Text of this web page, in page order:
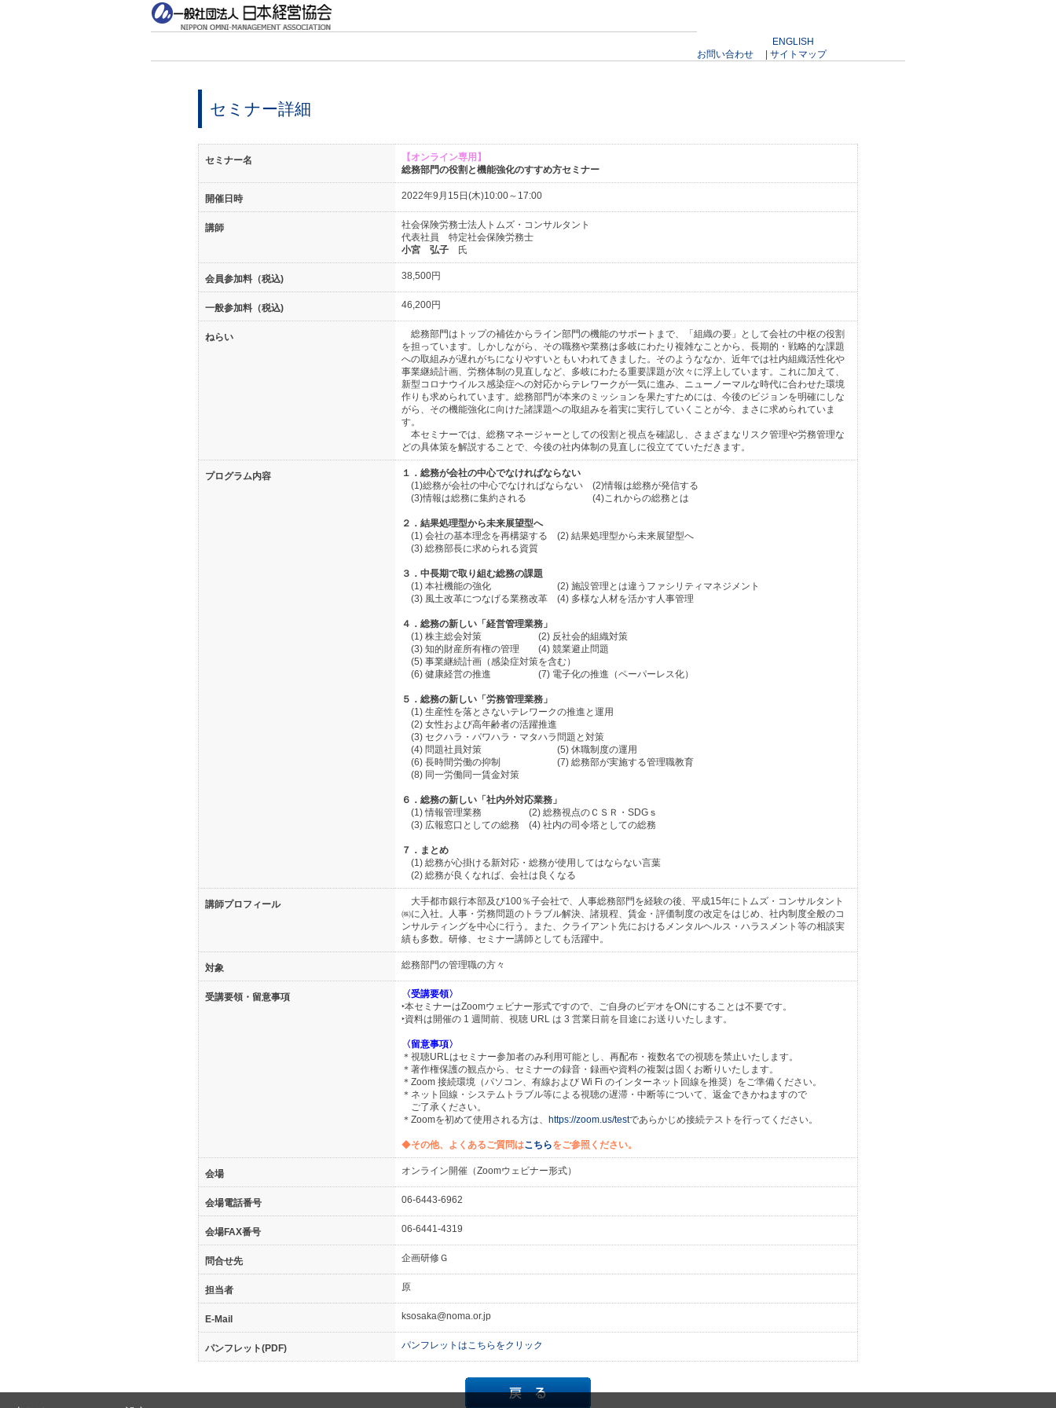
ENGLISH
お問い合わせ
サイトマップ
セミナー詳細
セミナー名
【オンライン専用】
総務部門の役割と機能強化のすすめ方セミナー
開催日時 2022年9月15日(木)10:00～17:00
講師
社会保険労務士法人トムズ・コンサルタント
代表社員 特定社会保険労務士
小宮 弘子 氏
会員参加料（税込) 38,500円
一般参加料（税込) 46,200円
ねらい
総務部門はトップの補佐からライン部門の機能のサポートまで、「組織の要」として会社の中枢の役割
を担っています。しかしながら、その職務や業務は多岐にわたり複雑なことから、長期的・戦略的な課題
への取組みが遅れがちになりやすいともいわれてきました。そのようななか、近年では社内組織活性化や
事業継続計画、労務体制の見直しなど、多岐にわたる重要課題が次々に浮上しています。これに加えて、
新型コロナウイルス感染症への対応からテレワークが一気に進み、ニューノーマルな時代に合わせた環境
作りも求められています。総務部門が本来のミッションを果たすためには、今後のビジョンを明確にしな
がら、その機能強化に向けた諸課題への取組みを着実に実行していくことが今、まさに求められていま
す。
本セミナーでは、総務マネージャーとしての役割と視点を確認し、さまざまなリスク管理や労務管理な
どの具体策を解説することで、今後の社内体制の見直しに役立てていただきます。
プログラム内容
１．総務が会社の中心でなければならない
(1)総務が会社の中心でなければならない (2)情報は総務が発信する
(3)情報は総務に集約される (4)これからの総務とは
２．結果処理型から未来展望型へ
(1) 会社の基本理念を再構築する (2) 結果処理型から未来展望型へ
(3) 総務部長に求められる資質
３．中長期で取り組む総務の課題
(1) 本社機能の強化 (2) 施設管理とは違うファシリティマネジメント
(3) 風土改革につなげる業務改革 (4) 多様な人材を活かす人事管理
４．総務の新しい「経営管理業務」
(1) 株主総会対策 (2) 反社会的組織対策
(3) 知的財産所有権の管理 (4) 競業避止問題
(5) 事業継続計画（感染症対策を含む）
(6) 健康経営の推進 (7) 電子化の推進（ペーパーレス化）
５．総務の新しい「労務管理業務」
(1) 生産性を落とさないテレワークの推進と運用
(2) 女性および高年齢者の活躍推進
(3) セクハラ・パワハラ・マタハラ問題と対策
(4) 問題社員対策 (5) 休職制度の運用
(6) 長時間労働の抑制 (7) 総務部が実施する管理職教育
(8) 同一労働同一賃金対策
６．総務の新しい「社内外対応業務」
(1) 情報管理業務 (2) 総務視点のＣＳＲ・SDGｓ
(3) 広報窓口としての総務 (4) 社内の司令塔としての総務
７．まとめ
(1) 総務が心掛ける新対応・総務が使用してはならない言葉
(2) 総務が良くなれば、会社は良くなる
講師プロフィール
大手都市銀行本部及び100％子会社で、人事総務部門を経験の後、平成15年にトムズ・コンサルタント
㈱に入社。人事・労務問題のトラブル解決、諸規程、賃金・評価制度の改定をはじめ、社内制度全般のコ
ンサルティングを中心に行う。また、クライアント先におけるメンタルヘルス・ハラスメント等の相談実
績も多数。研修、セミナー講師としても活躍中。
対象 総務部門の管理職の方々
受講要領・留意事項
〈受講要領〉
‣本セミナーはZoomウェビナー形式ですので、ご自身のビデオをONにすることは不要です。
‣資料は開催の 1 週間前、視聴 URL は 3 営業日前を目途にお送りいたします。
〈留意事項〉
＊視聴URLはセミナー参加者のみ利用可能とし、再配布・複数名での視聴を禁止いたします。
＊著作権保護の観点から、セミナーの録音・録画や資料の複製は固くお断りいたします。
＊Zoom 接続環境（パソコン、有線および Wi Fi のインターネット回線を推奨）をご準備ください。
＊ネット回線・システムトラブル等による視聴の遅滞・中断等について、返金できかねますので
ご了承ください。
＊Zoomを初めて使用される方は、 https://zoom.us/testであらかじめ接続テストを行ってください。
◆その他、よくあるご質問はこちらをご参照ください。
会場 オンライン開催（Zoomウェビナー形式）
会場電話番号 06-6443-6962
会場FAX番号 06-6441-4319
問合せ先 企画研修Ｇ
担当者 原
E-Mail ksosaka@noma.or.jp
パンフレット(PDF) パンフレットはこちらをクリック